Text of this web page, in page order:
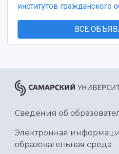
институтов
ВСЕ
Сведения об
Электронная
образовательная среда